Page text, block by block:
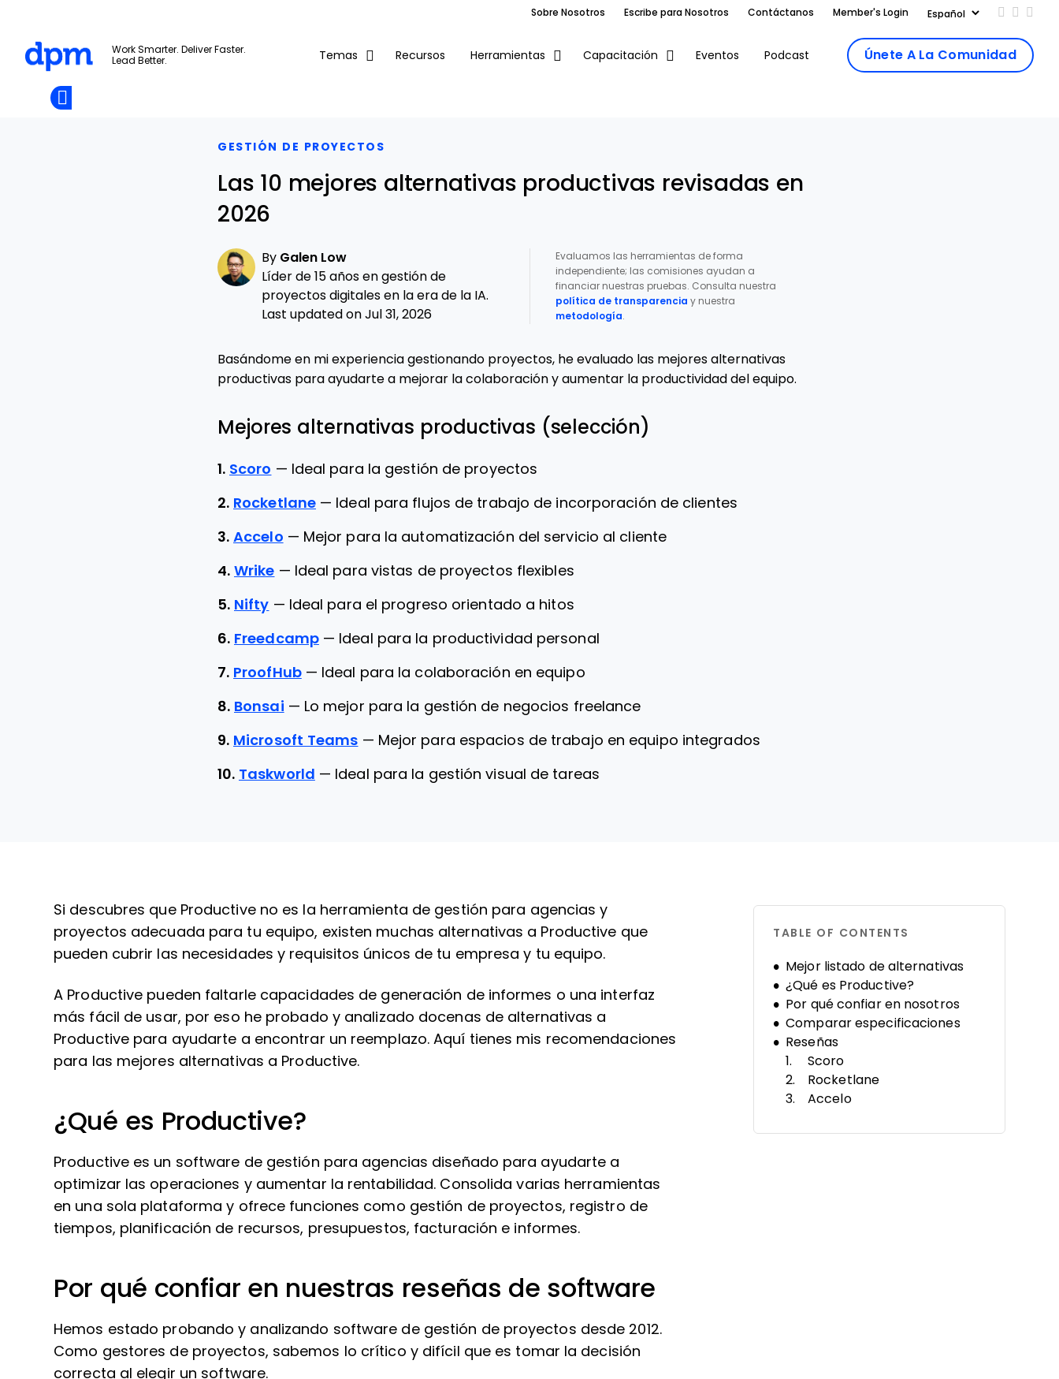
Skip to main content
Sobre Nosotros Escribe para Nosotros Contáctanos Member's Login Add us
Follow
Work Smarter. Deliver Faster.
Lead Better.
Temas Recursos Herramientas Capacitación Eventos Podcast Únete A La Comunidad
Add as
GESTIÓN DE PROYECTOS
Las 10 mejores alternativas productivas revisadas en
2026
By Galen Low
Líder de 15 años en gestión de
proyectos digitales en la era de la IA.
Last updated on Jul 31, 2026
Evaluamos las herramientas de forma
independiente; las comisiones ayudan a
financiar nuestras pruebas. Consulta nuestra
política de transparencia y nuestra
metodología
Basándome en mi experiencia gestionando proyectos, he evaluado las mejores alternativas
productivas para ayudarte a mejorar la colaboración y aumentar la productividad del equipo.
Mejores alternativas productivas (selección)
1. Scoro — Ideal para la gestión de proyectos
2. Rocketlane — Ideal para flujos de trabajo de incorporación de clientes
3. Accelo — Mejor para la automatización del servicio al cliente
4. Wrike — Ideal para vistas de proyectos flexibles
5. Nifty — Ideal para el progreso orientado a hitos
6. Freedcamp — Ideal para la productividad personal
7. ProofHub — Ideal para la colaboración en equipo
8. Bonsai — Lo mejor para la gestión de negocios freelance
9. Microsoft Teams — Mejor para espacios de trabajo en equipo integrados
10. Taskworld — Ideal para la gestión visual de tareas
Si descubres que Productive no es la herramienta de gestión para agencias y
proyectos adecuada para tu equipo, existen muchas alternativas a Productive que
pueden cubrir las necesidades y requisitos únicos de tu empresa y tu equipo.
A Productive pueden faltarle capacidades de generación de informes o una interfaz
más fácil de usar, por eso he probado y analizado docenas de alternativas a
Productive para ayudarte a encontrar un reemplazo. Aquí tienes mis recomendaciones
para las mejores alternativas a Productive.
¿Qué es Productive?
Productive es un software de gestión para agencias diseñado para ayudarte a
optimizar las operaciones y aumentar la rentabilidad. Consolida varias herramientas
en una sola plataforma y ofrece funciones como gestión de proyectos, registro de
tiempos, planificación de recursos, presupuestos, facturación e informes.
Por qué confiar en nuestras reseñas de software
Hemos estado probando y analizando software de gestión de proyectos desde 2012.
Como gestores de proyectos, sabemos lo crítico y difícil que es tomar la decisión
correcta al elegir un software.
TABLE OF CONTENTS
Mejor listado de alternativas
¿Qué es Productive?
Por qué confiar en nosotros
Comparar especificaciones
Reseñas
Scoro
Rocketlane
Accelo
Nifty